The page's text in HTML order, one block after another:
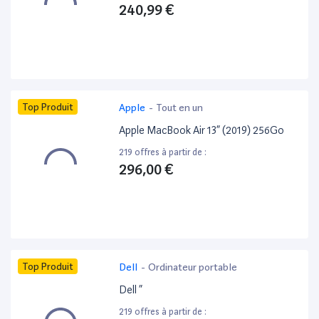
240,99 €
Top Produit Apple - Tout en un
Apple MacBook Air 13” (2019) 256Go
219 offres à partir de :
296,00 €
Top Produit Dell - Ordinateur portable
Dell ”
219 offres à partir de :